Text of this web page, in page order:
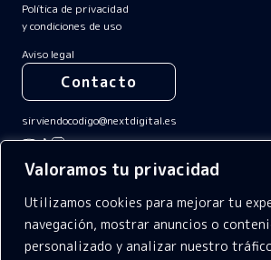
Valoramos tu privacidad
Utilizamos cookies para mejorar tu
navegación, mostrar anuncios o
personalizado y analizar nuestro
Política de privacidad
y condiciones de uso
Aviso legal
Contacto
sirviendocodigo@nextdigital.es